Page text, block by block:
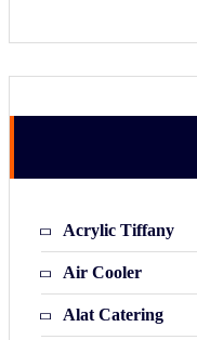
Acrylic Tiffany
Air Cooler
Alat Catering